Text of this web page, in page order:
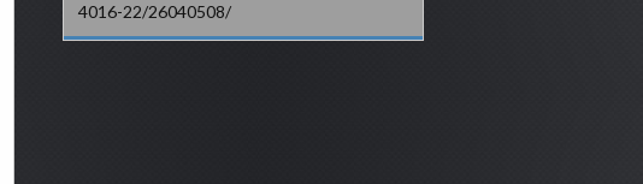
4016-22/26040508/